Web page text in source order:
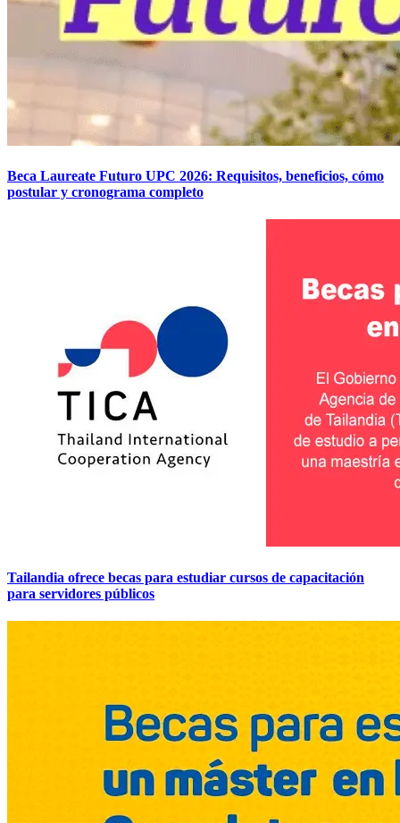
Beca Laureate Futuro UPC 2026: Requisitos, beneficios, cómo
postular y cronograma completo
Tailandia ofrece becas para estudiar cursos de capacitación
para servidores públicos